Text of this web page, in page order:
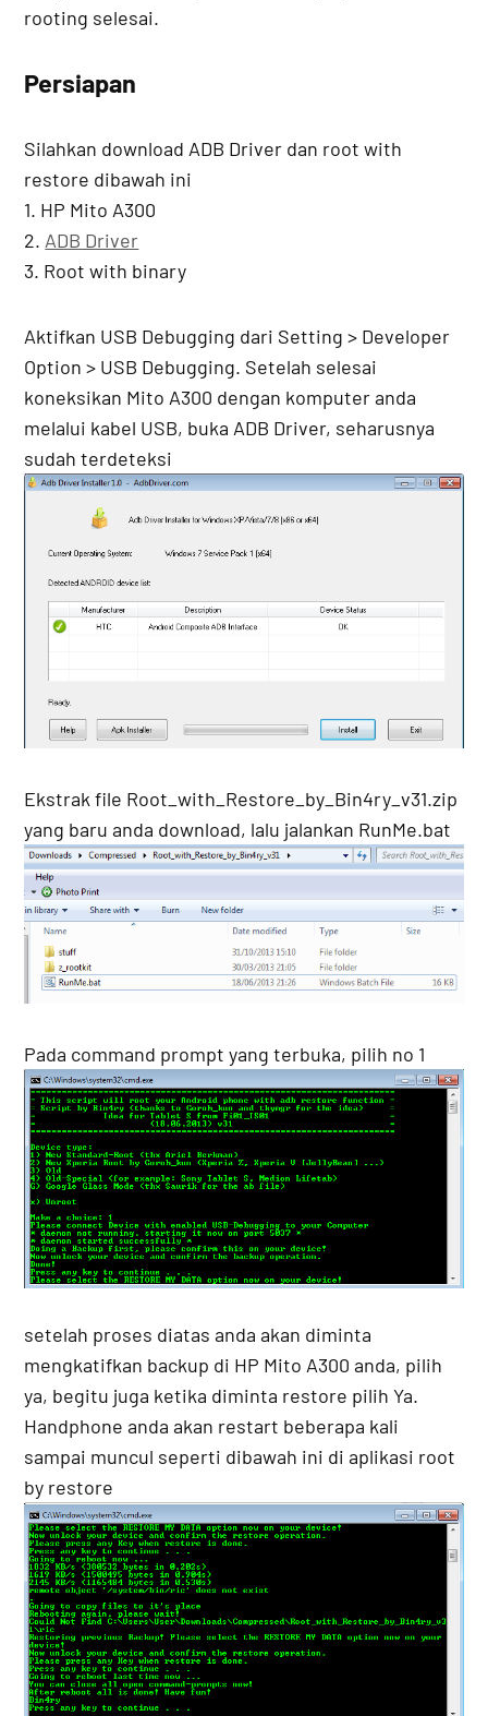
rooting selesai.
Persiapan
Silahkan download ADB Driver dan root with
restore dibawah ini
1. HP Mito A300
2. ADB Driver
3. Root with binary
Aktifkan USB Debugging dari Setting > Developer
Option > USB Debugging. Setelah selesai
koneksikan Mito A300 dengan komputer anda
melalui kabel USB, buka ADB Driver, seharusnya
sudah terdeteksi
Ekstrak file Root_with_Restore_by_Bin4ry_v31.zip
yang baru anda download, lalu jalankan RunMe.bat
Pada command prompt yang terbuka, pilih no 1
setelah proses diatas anda akan diminta
mengkatifkan backup di HP Mito A300 anda, pilih
ya, begitu juga ketika diminta restore pilih Ya.
Handphone anda akan restart beberapa kali
sampai muncul seperti dibawah ini di aplikasi root
by restore